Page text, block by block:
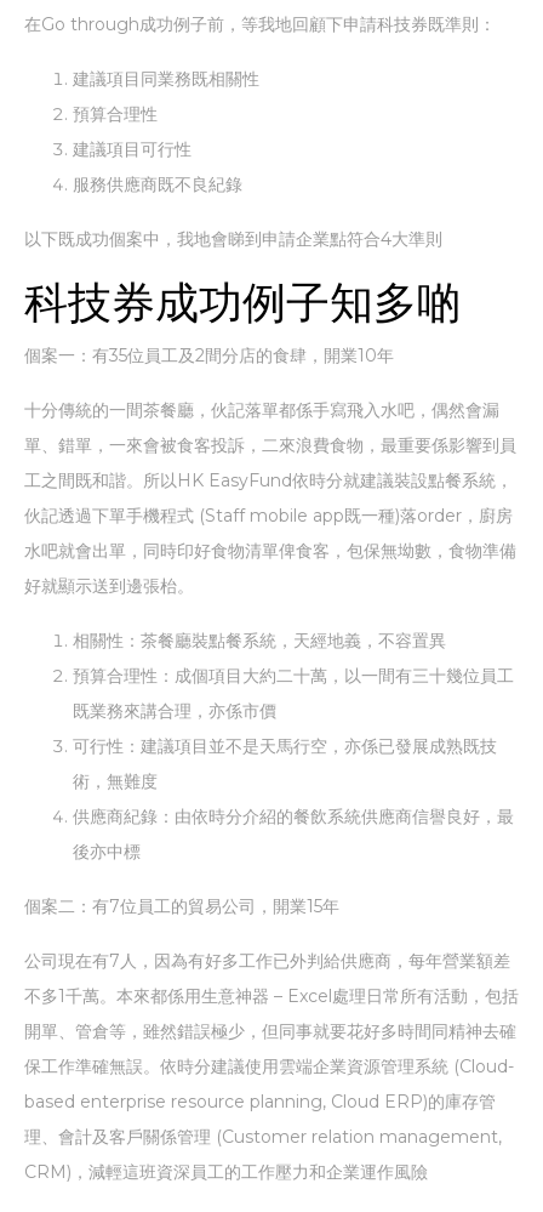
在Go through成功例子前，等我地回顧下申請科技券既準則：
建議項目同業務既相關性
預算合理性
建議項目可行性
服務供應商既不良紀錄
以下既成功個案中，我地會睇到申請企業點符合4大準則
科技券成功例子知多啲
個案一：有35位員工及2間分店的食肆，開業10年
十分傳統的一間茶餐廳，伙記落單都係手寫飛入水吧，偶然會漏
單、錯單，一來會被食客投訴，二來浪費食物，最重要係影響到員
工之間既和諧。所以HK EasyFund依時分就建議裝設點餐系統，
伙記透過下單手機程式 (Staff mobile app既一種)落order，廚房
水吧就會出單，同時印好食物清單俾食客，包保無坳數，食物準備
好就顯示送到邊張枱。
相關性：茶餐廳裝點餐系統，天經地義，不容置異
預算合理性：成個項目大約二十萬，以一間有三十幾位員工
既業務來講合理，亦係市價
可行性：建議項目並不是天馬行空，亦係已發展成熟既技
術，無難度
供應商紀錄：由依時分介紹的餐飲系統供應商信譽良好，最
後亦中標
個案二：有7位員工的貿易公司，開業15年
公司現在有7人，因為有好多工作已外判給供應商，每年營業額差
不多1千萬。本來都係用生意神器 – Excel處理日常所有活動，包括
開單、管倉等，雖然錯誤極少，但同事就要花好多時間同精神去確
保工作準確無誤。依時分建議使用雲端企業資源管理系統 (Cloud-
based enterprise resource planning, Cloud ERP)的庫存管
理、會計及客戶關係管理 (Customer relation management,
CRM)，減輕這班資深員工的工作壓力和企業運作風險